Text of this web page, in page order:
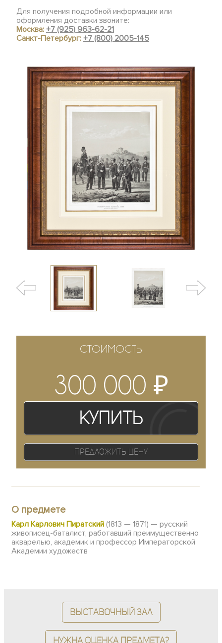
Для получения подробной информации или
оформления доставки звоните:
Москва:+7 (925) 963-62-21
Санкт-Петербург:+7 (800) 2005-145
СТОИМОСТЬ
300 000 ₽
Купить
Предложить цену
О предмете
Карл Карлович Пиратский (1813 — 1871) — русский
живописец-баталист, работавший преимущественно
акварелью, академик и профессор Императорской
Академии художеств
Выставочный зал
Нужна оценка предмета?